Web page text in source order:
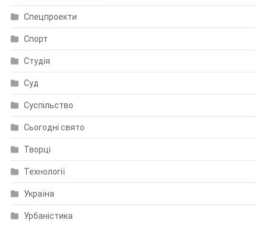
Спецпроекти
Спорт
Студія
Суд
Суспільство
Сьогодні свято
Творці
Технології
Україна
Урбаністика